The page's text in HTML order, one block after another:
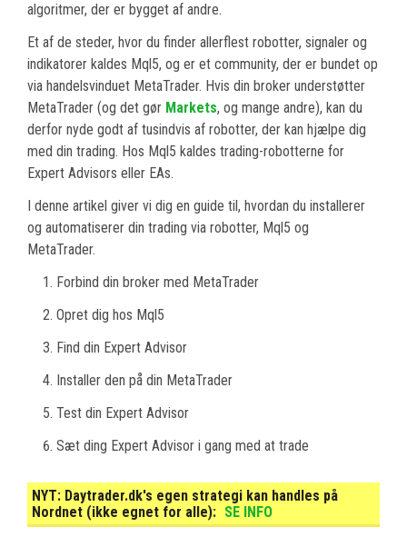
algoritmer, der er bygget af andre.
Et af de steder, hvor du finder allerflest robotter, signaler og
indikatorer kaldes Mql5, og er et community, der er bundet op
via handelsvinduet MetaTrader. Hvis din broker understøtter
MetaTrader (og det gør Markets, og mange andre), kan du
derfor nyde godt af tusindvis af robotter, der kan hjælpe dig
med din trading. Hos Mql5 kaldes trading-robotterne for
Expert Advisors eller EAs.
I denne artikel giver vi dig en guide til, hvordan du installerer
og automatiserer din trading via robotter, Mql5 og
MetaTrader.
Forbind din broker med MetaTrader
Opret dig hos Mql5
Find din Expert Advisor
Installer den på din MetaTrader
Test din Expert Advisor
Sæt ding Expert Advisor i gang med at trade
NYT: Daytrader.dk's egen strategi kan handles på
Nordnet (ikke egnet for alle): SE INFO